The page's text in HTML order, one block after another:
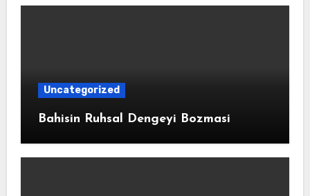
Uncategorized
Bahisin Ruhsal Dengeyi Bozmasi